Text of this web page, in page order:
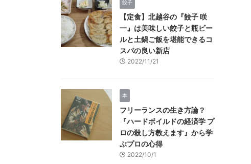
餃子
【定食】北越谷の『餃子 咲
一』は美味しい餃子と瓶ビー
ルと土鍋ご飯を堪能できるコ
スパの良い新店
2022/11/21
本
フリーランスの生き方論？
『ハードボイルドの経済学 プ
ロの殺し方教えます』から学
ぶプロの心得
2022/10/1